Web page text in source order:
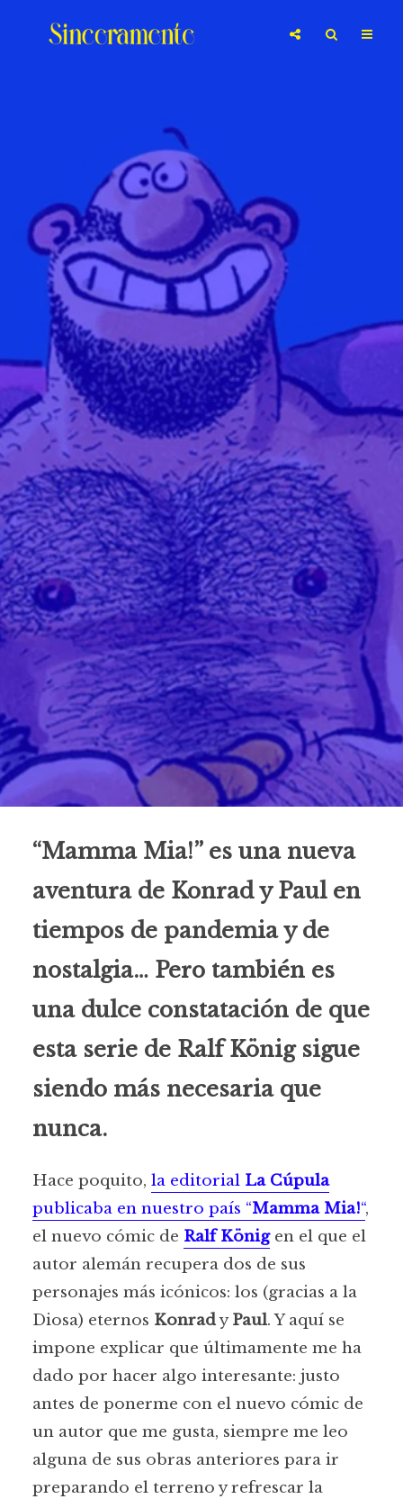
“Mamma Mia!” es una nueva
aventura de Konrad y Paul en
tiempos de pandemia y de
nostalgia… Pero también es
una dulce constatación de que
esta serie de Ralf König sigue
siendo más necesaria que
nunca.
Hace poquito, la editorial La Cúpula
publicaba en nuestro país “Mamma Mia!“,
el nuevo cómic de Ralf Königen el que el
autor alemán recupera dos de sus
personajes más icónicos: los (gracias a la
Diosa) eternos KonradyPaul. Y aquí se
impone explicar que últimamente me ha
dado por hacer algo interesante: justo
antes de ponerme con el nuevo cómic de
un autor que me gusta, siempre me leo
alguna de sus obras anteriores para ir
preparando el terreno y refrescar la